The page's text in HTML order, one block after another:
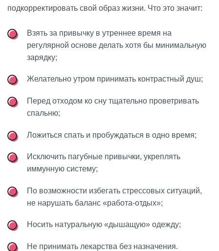
подкорректировать свой образ жизни. Что это значит:
Взять за привычку в утреннее время на
регулярной основе делать хотя бы минимальную
зарядку;
Желательно утром принимать контрастный душ;
Перед отходом ко сну тщательно проветривать
спальню;
Ложиться спать и пробуждаться в одно время;
Исключить пагубные привычки, укреплять
иммунную систему;
По возможности избегать стрессовых ситуаций,
не нарушать баланс «работа-отдых»;
Носить натуральную «дышащую» одежду;
Не принимать лекарства без назначения.